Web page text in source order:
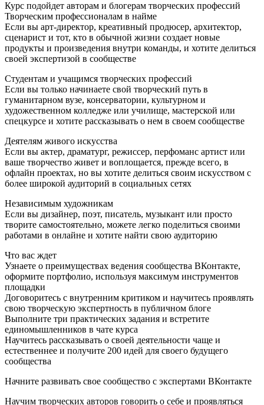
Курс подойдет авторам и блогерам творческих профессий
Творческим профессионалам в найме
Если вы арт-директор, креативный продюсер, архитектор,
сценарист и тот, кто в обычной жизни создает новые
продукты и произведения внутри команды, и хотите делиться
своей экспертизой в сообществе
Студентам и учащимся творческих профессий
Если вы только начинаете свой творческий путь в
гуманитарном вузе, консерватории, культурном и
художественном колледже или училище, мастерской или
спецкурсе и хотите рассказывать о нем в своем сообществе
Деятелям живого искусства
Если вы актер, драматург, режиссер, перфоманс артист или
ваше творчество живет и воплощается, прежде всего, в
офлайн проектах, но вы хотите делиться своим искусством с
более широкой аудиторий в социальных сетях
Независимым художникам
Если вы дизайнер, поэт, писатель, музыкант или просто
творите самостоятельно, можете легко поделиться своими
работами в онлайне и хотите найти свою аудиторию
Что вас ждет
Узнаете о преимуществах ведения сообщества ВКонтакте,
оформите портфолио, используя максимум инструментов
площадки
Договоритесь с внутренним критиком и научитесь проявлять
свою творческую экспертность в публичном блоге
Выполните три практических задания и встретите
единомышленников в чате курса
Научитесь рассказывать о своей деятельности чаще и
естественнее и получите 200 идей для своего будущего
сообщества
Начните развивать свое сообщество с экспертами ВКонтакте
Научим творческих авторов говорить о себе и проявляться